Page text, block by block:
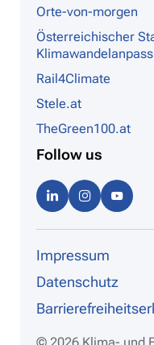
Orte-von-morgen
Österreichischer
Rail4Climate
Stele.at
TheGreen100.at
Follow us
Linke
dIn
Instag
ram
Impressum
Datenschutz